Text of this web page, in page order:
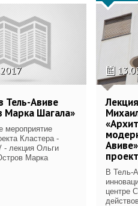
Тель-Авиве
Марка Шагала»
мероприятие
Кластера -
- лекция Ольги
Марка
В Тель-
центре